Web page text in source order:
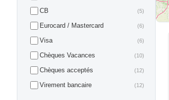
CB (5)
Eurocard / Mastercard (6)
Visa (6)
Chèques Vacances (10)
Chèques acceptés (12)
Virement bancaire (12)